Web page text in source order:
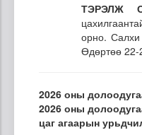
ТЭРЭЛЖ
орно.
Өдөртөө 22-
2026 оны
2026 оны
цаг агаарын